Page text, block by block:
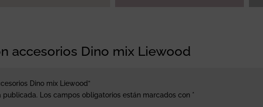
accesorios Dino mix Liewood
Dino mix Liewood”
publicada.
Los campos obligatorios están marcados con *